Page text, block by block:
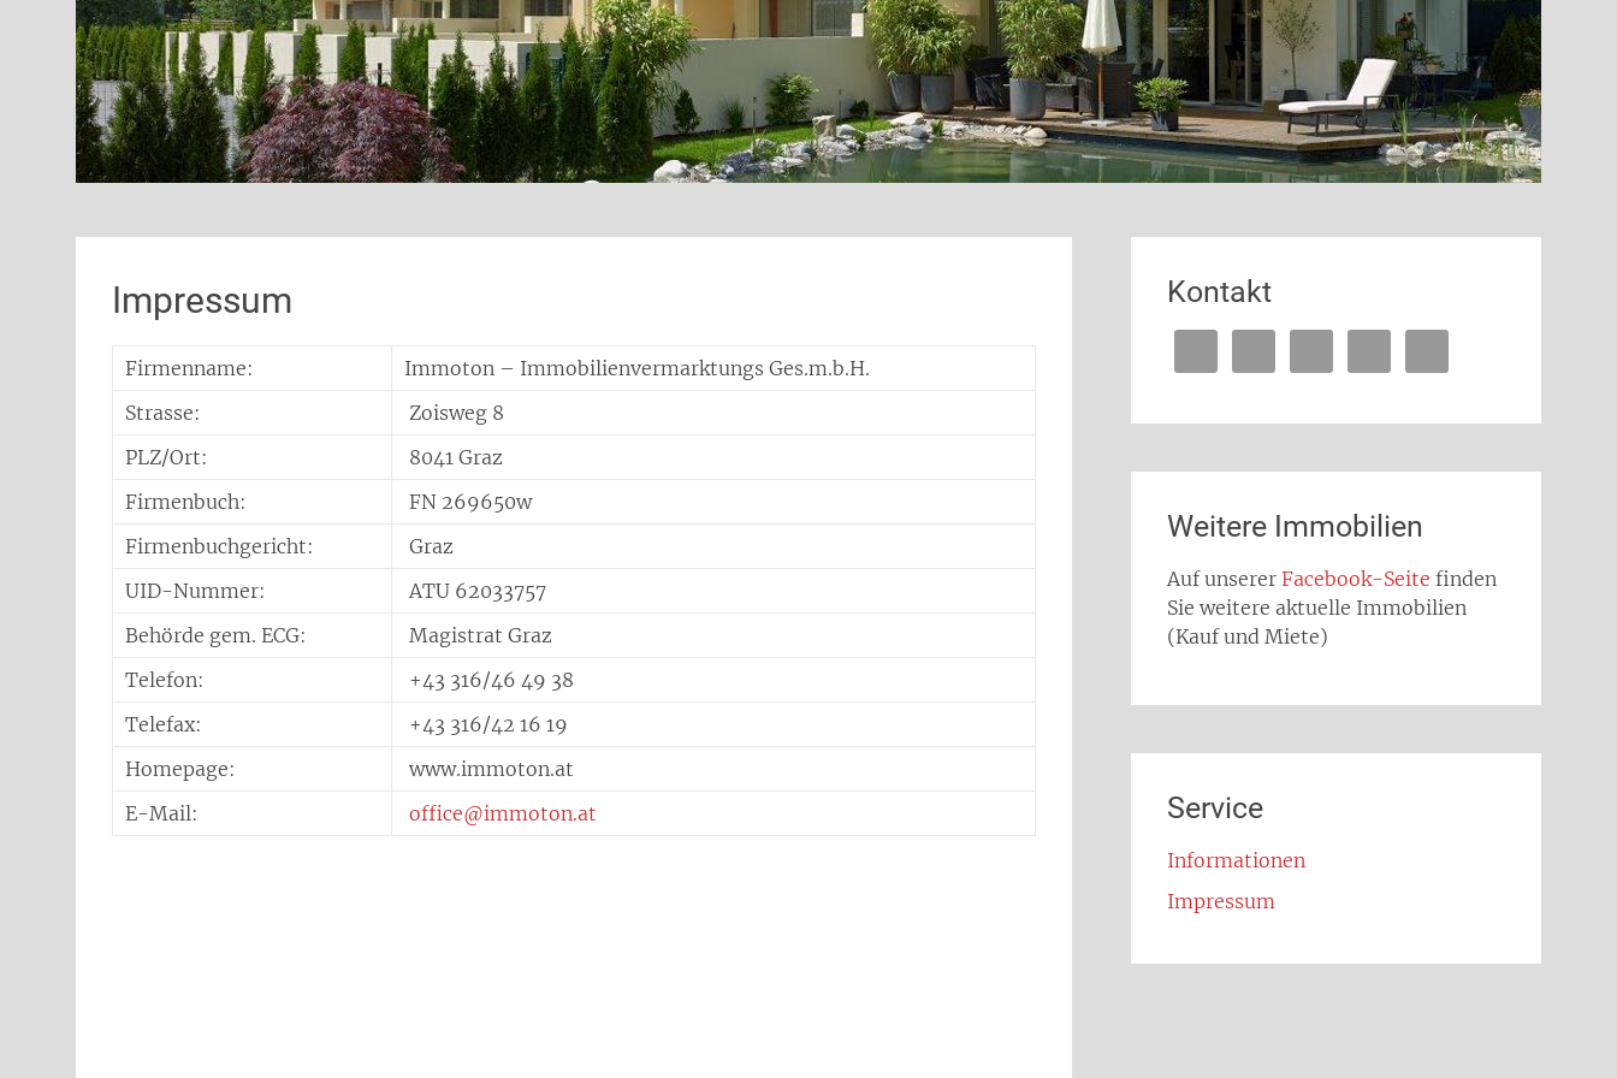
Impressum
Firmenname:
Immoton – Immobilienvermarktungs Ges.m.b.H.
Strasse:
Zoisweg 8
PLZ/Ort:
8041 Graz
Firmenbuch:
FN 269650w
Firmenbuchgericht:
Graz
UID-Nummer:
ATU 62033757
Behörde gem. ECG:
Magistrat Graz
Telefon:
+43 316/46 49 38
Telefax:
+43 316/42 16 19
Homepage:
www.immoton.at
E-Mail:
office@immoton.at
Kontakt
Weitere Immobilien
Auf unserer Facebook-Seite finden
Sie weitere aktuelle Immobilien
(Kauf und Miete)
Service
Informationen
Impressum